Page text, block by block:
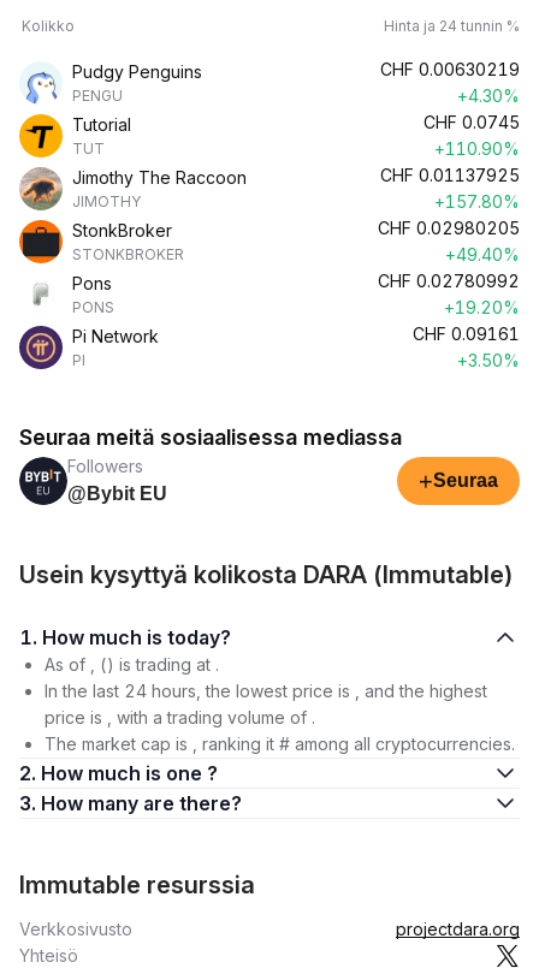
Kolikko Hinta ja 24 tunnin %
Pudgy Penguins
PENGU
CHF 0.00630219
+4.30%
Tutorial
TUT
CHF 0.0745
+110.90%
Jimothy The Raccoon
JIMOTHY
CHF 0.01137925
+157.80%
StonkBroker
STONKBROKER
CHF 0.02980205
+49.40%
Pons
PONS
CHF 0.02780992
+19.20%
Pi Network
PI
CHF 0.09161
+3.50%
Seuraa meitä sosiaalisessa mediassa
Followers
@Bybit EU
+Seuraa
Usein kysyttyä kolikosta DARA (Immutable)
1. How much is today?
As of , () is trading at .
In the last 24 hours, the lowest price is , and the highest
price is , with a trading volume of .
The market cap is , ranking it # among all cryptocurrencies.
2. How much is one ?
3. How many are there?
Immutable resurssia
Verkkosivusto
projectdara.org
Yhteisö